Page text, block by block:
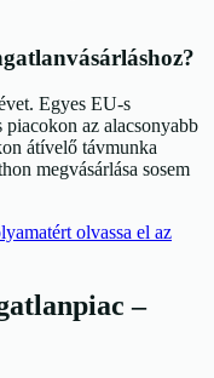
Egyes EU-s
az alacsonyabb
átívelő távmunka
megvásárlása sosem
olvassa el az
–